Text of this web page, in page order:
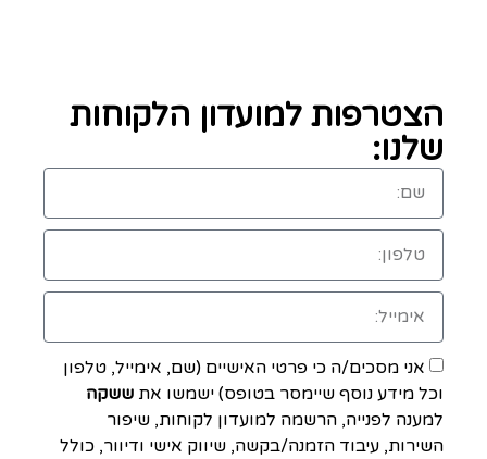
הצטרפות למועדון הלקוחות
שלנו:
אני מסכים/ה כי פרטי האישיים (שם, אימייל, טלפון
וכל מידע נוסף שיימסר בטופס) ישמשו את ששקה
למענה לפנייה, הרשמה למועדון לקוחות, שיפור
השירות, עיבוד הזמנה/בקשה, שיווק אישי ודיוור, כולל